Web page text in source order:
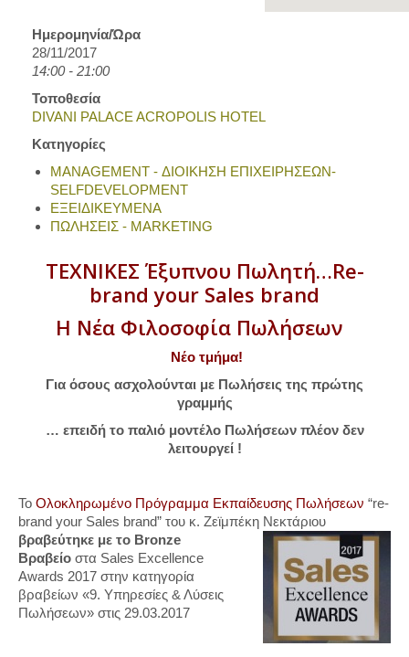
Ημερομηνία/Ώρα
28/11/2017
14:00 - 21:00
Τοποθεσία
DIVANI PALACE ACROPOLIS HOTEL
Κατηγορίες
MANAGEMENT - ΔΙΟΙΚΗΣΗ ΕΠΙΧΕΙΡΗΣΕΩΝ-
SELFDEVELOPMENT
ΕΞΕΙΔΙΚΕΥΜΕΝΑ
ΠΩΛΗΣΕΙΣ - MARKETING
ΤΕΧΝΙΚΕΣ Έξυπνου Πωλητή…Re-
brand your Sales brand
Η Νέα Φιλοσοφία Πωλήσεων
Νέο τμήμα!
Για όσους ασχολούνται με Πωλήσεις της πρώτης
γραμμής
… επειδή το παλιό μοντέλο Πωλήσεων πλέον δεν
λειτουργεί !
Το Ολοκληρωμένο Πρόγραμμα Εκπαίδευσης Πωλήσεων “re-
brand your Sales brand” του κ. Ζεϊμπέκη Νεκτάριου
βραβεύτηκε με το Bronze
Βραβείο στα Sales Excellence
Awards 2017 στην κατηγορία
βραβείων «9. Υπηρεσίες & Λύσεις
Πωλήσεων» στις 29.03.2017